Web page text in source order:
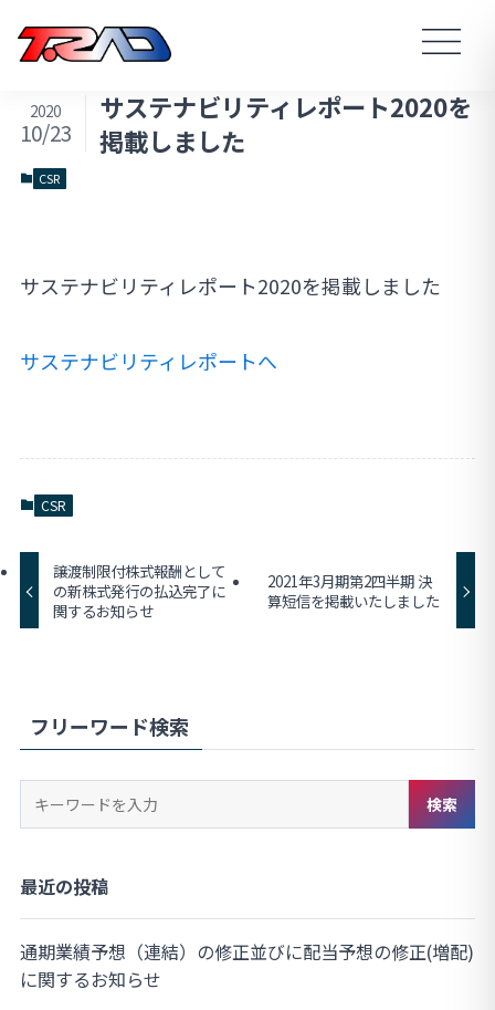
サステナビリティレポート2020を
掲載しました
2020
10/23
CSR
サステナビリティレポート2020を掲載しました
サステナビリティレポートへ
CSR
譲渡制限付株式報酬として
の新株式発行の払込完了に
関するお知らせ
2021年3月期第2四半期 決
算短信を掲載いたしました
フリーワード検索
ー
ド
索
検索
最近の投稿
通期業績予想（連結）の修正並びに配当予想の修正(増配)
に関するお知らせ